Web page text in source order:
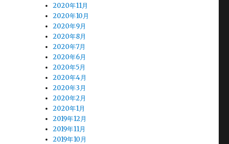
2020年11月
2020年10月
2020年9月
2020年8月
2020年7月
2020年6月
2020年5月
2020年4月
2020年3月
2020年2月
2020年1月
2019年12月
2019年11月
2019年10月